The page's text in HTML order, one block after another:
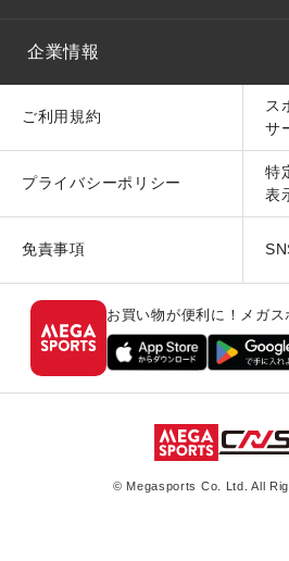
企業情報
ご利用規約
ス
サ
プライバシーポリシー
特
表
免責事項
お買い物が便利に！メガス
© Megasports Co. Ltd. All